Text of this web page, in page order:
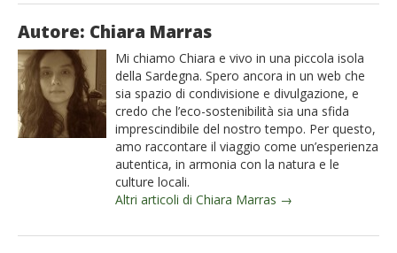
Autore: Chiara Marras
Mi chiamo Chiara e vivo in una piccola isola
della Sardegna. Spero ancora in un web che
sia spazio di condivisione e divulgazione, e
credo che l’eco-sostenibilità sia una sfida
imprescindibile del nostro tempo. Per questo,
amo raccontare il viaggio come un’esperienza
autentica, in armonia con la natura e le
culture locali.
Altri articoli di Chiara Marras →